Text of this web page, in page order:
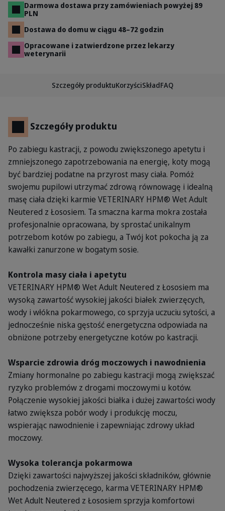
Darmowa dostawa przy zamówieniach powyżej 89
PLN
Dostawa do domu w ciągu 48–72 godzin
Opracowane i zatwierdzone przez lekarzy
weterynarii
Szczegóły produktuKorzyściSkładFAQ
Szczegóły produktu
Po zabiegu kastracji, z powodu zwiększonego apetytu i
zmniejszonego zapotrzebowania na energię, koty mogą
być bardziej podatne na przyrost masy ciała. Pomóż
swojemu pupilowi utrzymać zdrową równowagę i idealną
masę ciała dzięki karmie VETERINARY HPM® Wet Adult
Neutered z Łososiem. Ta smaczna karma mokra została
profesjonalnie opracowana, by sprostać unikalnym
potrzebom kotów po zabiegu, a Twój kot pokocha ją za
kawałki zanurzone w bogatym sosie.
Kontrola masy ciała i apetytu
VETERINARY HPM® Wet Adult Neutered z Łososiem ma
wysoką zawartość wysokiej jakości białek zwierzęcych,
wody i włókna pokarmowego, co sprzyja uczuciu sytości, a
jednocześnie niska gęstość energetyczna odpowiada na
obniżone potrzeby energetyczne kotów po kastracji.
Wsparcie zdrowia dróg moczowych i nawodnienia
Zmiany hormonalne po zabiegu kastracji mogą zwiększać
ryzyko problemów z drogami moczowymi u kotów.
Połączenie wysokiej jakości białka i dużej zawartości wody
łatwo zwiększa pobór wody i produkcję moczu,
wspierając nawodnienie i zapewniając zdrowy układ
moczowy.
Wysoka tolerancja pokarmowa
Dzięki zawartości najwyższej jakości składników, głównie
pochodzenia zwierzęcego, karma VETERINARY HPM®
Wet Adult Neutered z Łososiem sprzyja komfortowi